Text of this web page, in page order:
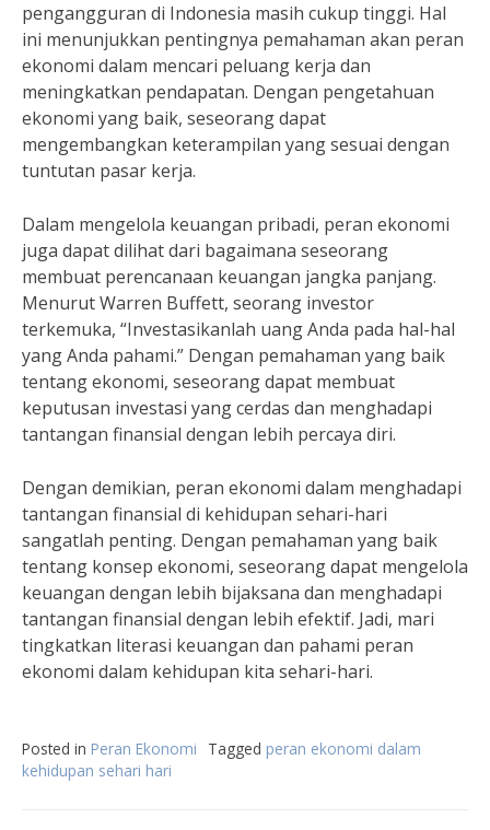
pengangguran di Indonesia masih cukup tinggi. Hal
ini menunjukkan pentingnya pemahaman akan peran
ekonomi dalam mencari peluang kerja dan
meningkatkan pendapatan. Dengan pengetahuan
ekonomi yang baik, seseorang dapat
mengembangkan keterampilan yang sesuai dengan
tuntutan pasar kerja.
Dalam mengelola keuangan pribadi, peran ekonomi
juga dapat dilihat dari bagaimana seseorang
membuat perencanaan keuangan jangka panjang.
Menurut Warren Buffett, seorang investor
terkemuka, “Investasikanlah uang Anda pada hal-hal
yang Anda pahami.” Dengan pemahaman yang baik
tentang ekonomi, seseorang dapat membuat
keputusan investasi yang cerdas dan menghadapi
tantangan finansial dengan lebih percaya diri.
Dengan demikian, peran ekonomi dalam menghadapi
tantangan finansial di kehidupan sehari-hari
sangatlah penting. Dengan pemahaman yang baik
tentang konsep ekonomi, seseorang dapat mengelola
keuangan dengan lebih bijaksana dan menghadapi
tantangan finansial dengan lebih efektif. Jadi, mari
tingkatkan literasi keuangan dan pahami peran
ekonomi dalam kehidupan kita sehari-hari.
Posted in Peran Ekonomi Tagged peran ekonomi dalam
kehidupan sehari hari